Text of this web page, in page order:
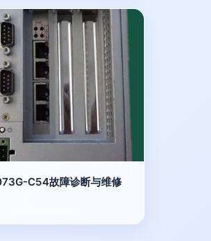
C54故障诊断与维修